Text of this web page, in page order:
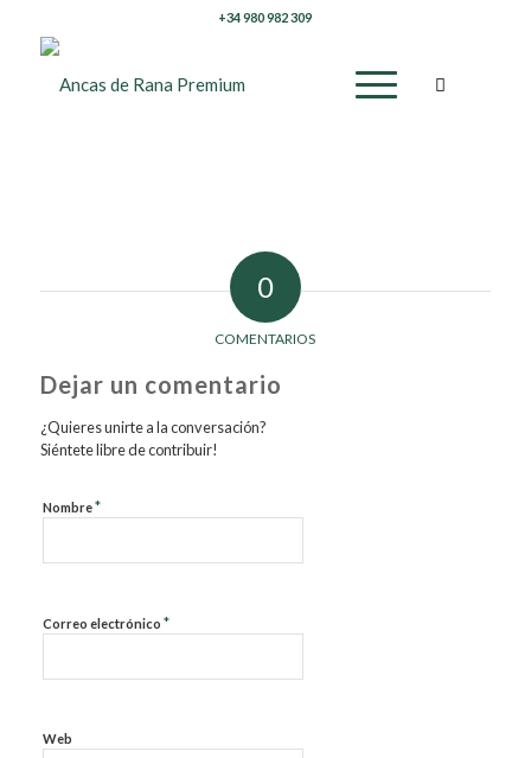
+34 980 982 309
0
COMENTARIOS
Dejar un comentario
¿Quieres unirte a la conversación?
Siéntete libre de contribuir!
Nombre*
Correo electrónico *
Web